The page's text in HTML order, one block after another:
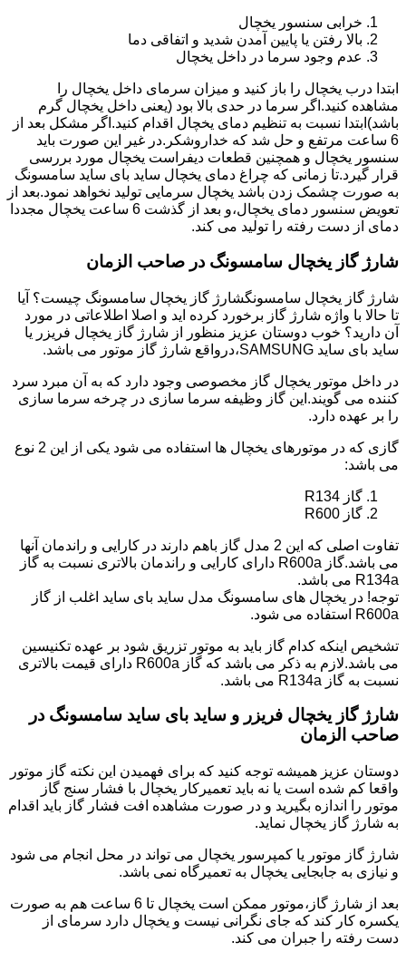
خرابی سنسور یخچال
بالا رفتن یا پایین آمدن شدید و اتفاقی دما
عدم وجود سرما در داخل یخچال
ابتدا درب یخچال را باز کنید و میزان سرمای داخل یخچال را
مشاهده کنید.اگر سرما در حدی بالا بود (یعنی داخل یخچال گرم
باشد)ابتدا نسبت به تنظیم دمای یخچال اقدام کنید.اگر مشکل بعد از
6 ساعت مرتفع و حل شد که خداروشکر.در غیر این صورت باید
سنسور یخچال و همچنین قطعات دیفراست یخچال مورد بررسی
قرار گیرد.تا زمانی که چراغ دمای یخچال ساید بای ساید سامسونگ
به صورت چشمک زدن باشد یخچال سرمایی تولید نخواهد نمود.بعد از
تعویض سنسور دمای یخچال،و بعد از گذشت 6 ساعت یخچال مجددا
دمای از دست رفته را تولید می کند.
شارژ گاز یخچال سامسونگ در صاحب الزمان
شارژ گاز یخچال سامسونگشارژ گاز یخچال سامسونگ چیست؟ آیا
تا حالا با واژه شارژ گاز برخورد کرده اید و اصلا اطلاعاتی در مورد
آن دارید؟ خوب دوستان عزیز منظور از شارژ گاز یخچال فریزر یا
ساید بای ساید SAMSUNG،درواقع شارژ گاز موتور می باشد.
در داخل موتور یخچال گاز مخصوصی وجود دارد که به آن مبرد سرد
کننده می گویند.این گاز وظیفه سرما سازی در چرخه سرما سازی
را بر عهده دارد.
گازی که در موتورهای یخچال ها استفاده می شود یکی از این 2 نوع
می باشد:
گاز R134
گاز R600
تفاوت اصلی که این 2 مدل گاز باهم دارند در کارایی و راندمان آنها
می باشد.گاز R600a دارای کارایی و راندمان بالاتری نسبت به گاز
R134a می باشد.
توجه! در یخچال های سامسونگ مدل ساید بای ساید اغلب از گاز
R600a استفاده می شود.
تشخیص اینکه کدام گاز باید به موتور تزریق شود بر عهده تکنیسین
می باشد.لازم به ذکر می باشد که گاز R600a دارای قیمت بالاتری
نسبت به گاز R134a می باشد.
شارژ گاز یخچال فریزر و ساید بای ساید سامسونگ در
صاحب الزمان
دوستان عزیز همیشه توجه کنید که برای فهمیدن این نکته گاز موتور
واقعا کم شده است یا نه باید تعمیرکار یخچال با فشار سنج گاز
موتور را اندازه بگیرید و در صورت مشاهده افت فشار گاز باید اقدام
به شارژ گاز یخچال نماید.
شارژ گاز موتور یا کمپرسور یخچال می تواند در محل انجام می شود
و نیازی به جابجایی یخچال به تعمیرگاه نمی باشد.
بعد از شارژ گاز،موتور ممکن است یخچال تا 6 ساعت هم به صورت
یکسره کار کند که جای نگرانی نیست و یخچال دارد سرمای از
دست رفته را جبران می کند.